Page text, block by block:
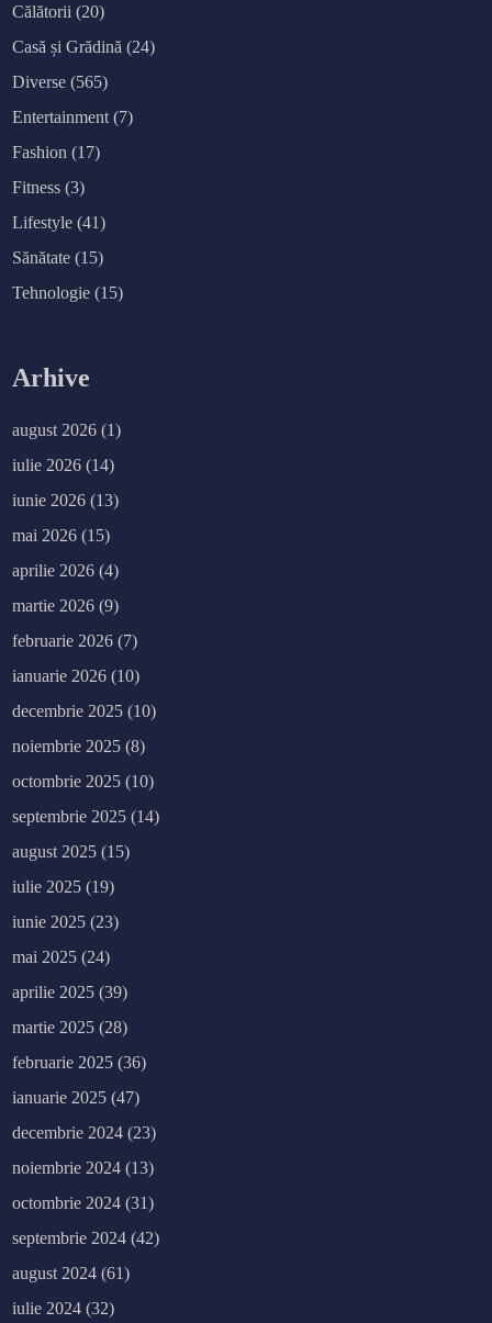
Călătorii (20)
Casă și Grădină (24)
Diverse (565)
Entertainment (7)
Fashion (17)
Fitness (3)
Lifestyle (41)
Sănătate (15)
Tehnologie (15)
Arhive
august 2026 (1)
iulie 2026 (14)
iunie 2026 (13)
mai 2026 (15)
aprilie 2026 (4)
martie 2026 (9)
februarie 2026 (7)
ianuarie 2026 (10)
decembrie 2025 (10)
noiembrie 2025 (8)
octombrie 2025 (10)
septembrie 2025 (14)
august 2025 (15)
iulie 2025 (19)
iunie 2025 (23)
mai 2025 (24)
aprilie 2025 (39)
martie 2025 (28)
februarie 2025 (36)
ianuarie 2025 (47)
decembrie 2024 (23)
noiembrie 2024 (13)
octombrie 2024 (31)
septembrie 2024 (42)
august 2024 (61)
iulie 2024 (32)